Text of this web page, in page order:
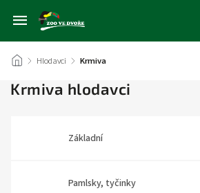
/ Hlodavci / Krmiva
Krmiva hlodavci
Základní
Pamlsky, tyčinky